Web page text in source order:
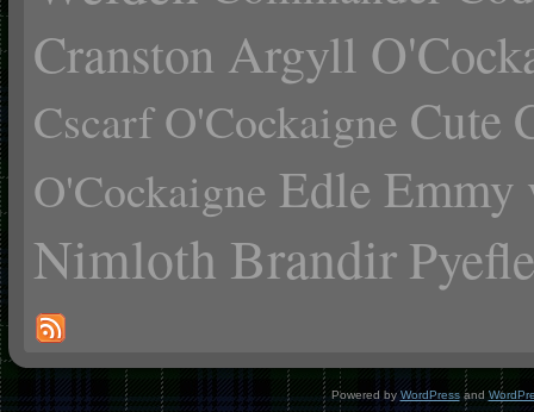
Cranston Argyll
Cscarf O'Cockaigne Cute
O'Cockaigne Edle Emmy
Nimloth Brandir
Powered by WordPressand